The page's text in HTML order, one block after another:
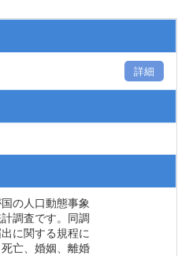
詳細
の人口動態事象
調査です。同調
に関する規程に
亡、婚姻、離婚